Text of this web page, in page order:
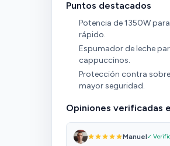
Puntos destacados
Potencia de 1350W
rápido.
Espumador de leche
cappuccinos.
Protección contra
mayor seguridad.
Opiniones verificadas
Manuel✓